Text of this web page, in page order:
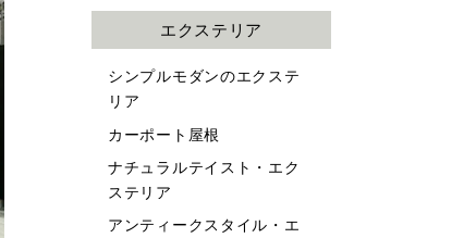
エクステリア
シンプルモダンのエクステ
リア
カーポート屋根
ナチュラルテイスト・エク
ステリア
アンティークスタイル・エ